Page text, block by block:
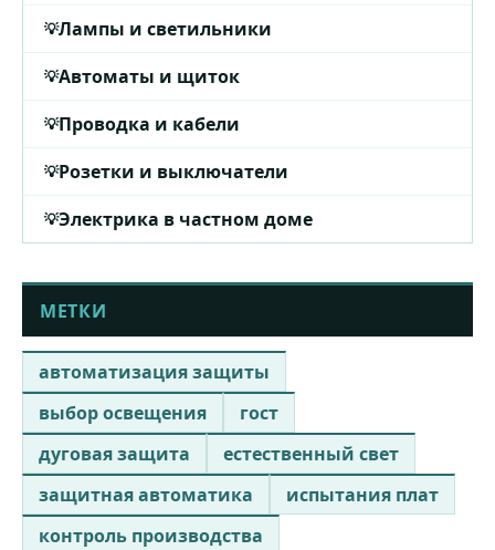
Лампы и светильники
Автоматы и щиток
Проводка и кабели
Розетки и выключатели
Электрика в частном доме
МЕТКИ
автоматизация защиты
выбор освещения
гост
дуговая защита
естественный свет
защитная автоматика
испытания плат
контроль производства